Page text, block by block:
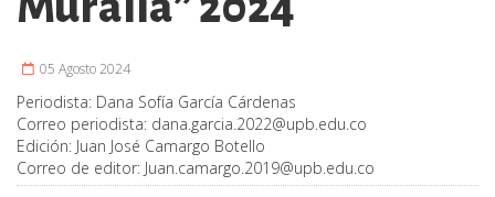
05 Agosto 2024
Periodista: Dana Sofía García Cárdenas
Correo periodista: dana.garcia.2022@upb.edu.co
Edición: Juan José Camargo Botello
Correo de editor: Juan.camargo.2019@upb.edu.co